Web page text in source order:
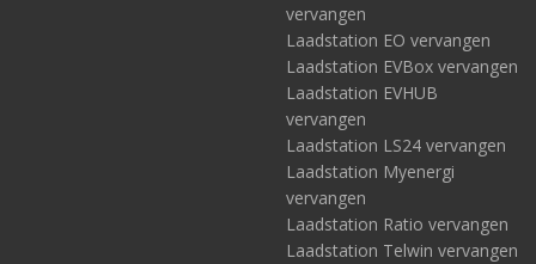
vervangen
Laadstation EO vervangen
Laadstation EVBox vervangen
Laadstation EVHUB
vervangen
Laadstation LS24 vervangen
Laadstation Myenergi
vervangen
Laadstation Ratio vervangen
Laadstation Telwin vervangen